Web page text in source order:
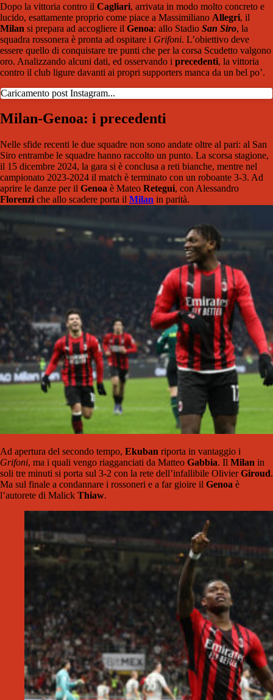
Dopo la vittoria contro il Cagliari, arrivata in modo molto concreto e
lucido, esattamente proprio come piace a Massimiliano Allegri, il
Milan si prepara ad accogliere il Genoa: allo Stadio San Siro, la
squadra rossonera è pronta ad ospitare i Grifoni. L’obiettivo deve
essere quello di conquistare tre punti che per la corsa Scudetto valgono
oro. Analizzando alcuni dati, ed osservando i precedenti, la vittoria
contro il club ligure davanti ai propri supporters manca da un bel po’.
Caricamento post Instagram...
Milan-Genoa: i precedenti
Nelle sfide recenti le due squadre non sono andate oltre al pari: al San
Siro entrambe le squadre hanno raccolto un punto. La scorsa stagione,
il 15 dicembre 2024, la gara si è conclusa a reti bianche, mentre nel
campionato 2023-2024 il match è terminato con un roboante 3-3. Ad
aprire le danze per il Genoa è Mateo Retegui, con Alessandro
Florenzi che allo scadere porta il Milan in parità.
Ad apertura del secondo tempo, Ekuban riporta in vantaggio i
Grifoni, ma i quali vengo riagganciati da Matteo Gabbia. Il Milan in
soli tre minuti si porta sul 3-2 con la rete dell’infallibile OlivierGiroud.
Ma sul finale a condannare i rossoneri e a far gioire il Genoa è
l’autorete di Malick Thiaw.